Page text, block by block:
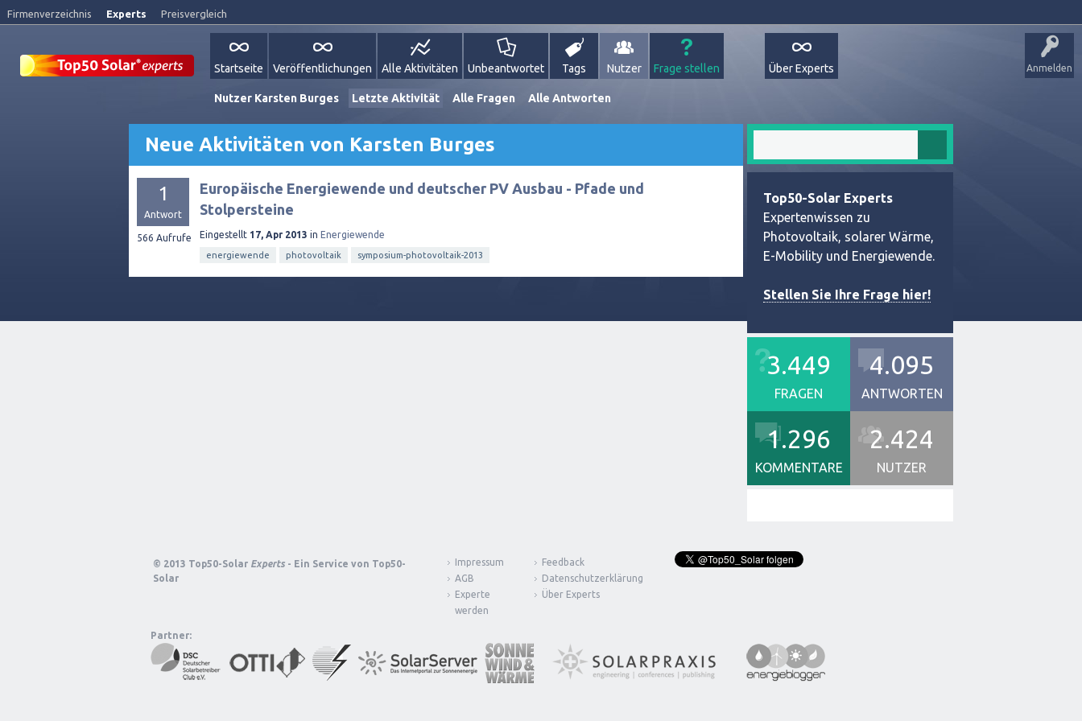
Firmenverzeichnis Experts Preisvergleich
Anmelden
Startseite Veröffentlichungen Alle Aktivitäten Unbeantwortet Tags Nutzer Frage stellen Über Experts
Nutzer Karsten Burges Letzte Aktivität Alle Fragen Alle Antworten
Neue Aktivitäten von Karsten Burges
1
Antwort
566 Aufrufe
Europäische Energiewende und deutscher PV Ausbau - Pfade und
Stolpersteine
Eingestellt 17, Apr 2013 in Energiewende
energiewende photovoltaik symposium-photovoltaik-2013
Top50-Solar Experts
Expertenwissen zu
Photovoltaik, solarer Wärme,
E-Mobility und Energiewende.
Stellen Sie Ihre Frage hier!
3.449
FRAGEN
4.095
ANTWORTEN
1.296
KOMMENTARE
2.424
NUTZER
© 2013 Top50-Solar Experts - Ein Service von Top50-
Solar
Impressum
Feedback
AGB
Datenschutzerklärung
Experte
werden
Über Experts
Partner: